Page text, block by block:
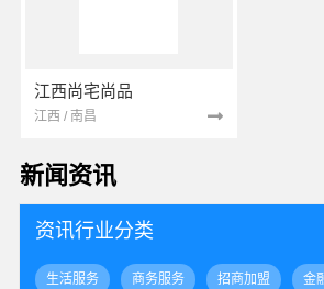
江西尚宅尚品
江西 / 南昌
新闻资讯
资讯行业分类
生活服务 商务服务 招商加盟 金